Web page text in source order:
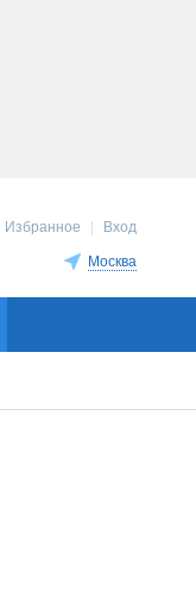
Избранное Вход
Москва